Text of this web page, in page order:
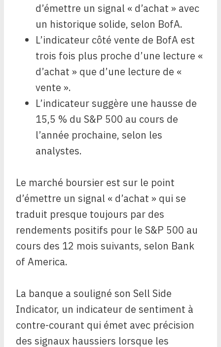
d’émettre un signal « d’achat » avec
un historique solide, selon BofA.
L’indicateur côté vente de BofA est
trois fois plus proche d’une lecture «
d’achat » que d’une lecture de «
vente ».
L’indicateur suggère une hausse de
15,5 % du S&P 500 au cours de
l’année prochaine, selon les
analystes.
Le marché boursier est sur le point
d’émettre un signal « d’achat » qui se
traduit presque toujours par des
rendements positifs pour le S&P 500 au
cours des 12 mois suivants, selon Bank
of America.
La banque a souligné son Sell Side
Indicator, un indicateur de sentiment à
contre-courant qui émet avec précision
des signaux haussiers lorsque les